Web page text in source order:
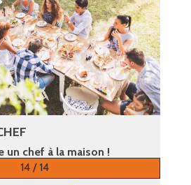
un chef à la maison !
14 / 14